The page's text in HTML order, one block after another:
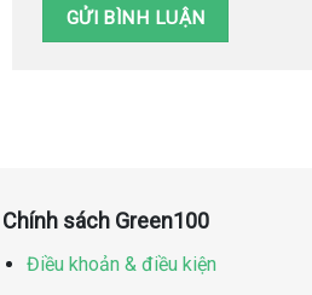
Chính sách Green100
Điều khoản & điều kiện